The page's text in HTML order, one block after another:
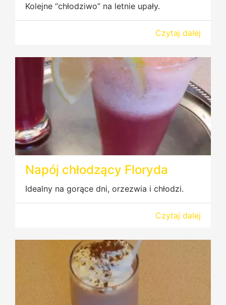
Kolejne “chłodziwo” na letnie upały.
Czytaj dalej
Napój chłodzący Floryda
Idealny na gorące dni, orzezwia i chłodzi.
Czytaj dalej